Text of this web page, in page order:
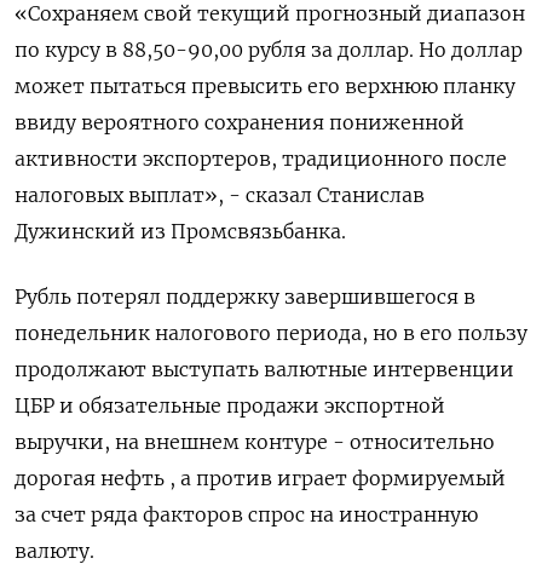
«Сохраняем свой текущий прогнозный диапазон
по курсу в 88,50-90,00 рубля за доллар. Но доллар
может пытаться превысить его верхнюю планку
ввиду вероятного сохранения пониженной
активности экспортеров, традиционного после
налоговых выплат», - сказал Станислав
Дужинский из Промсвязьбанка.
Рубль потерял поддержку завершившегося в
понедельник налогового периода, но в его пользу
продолжают выступать валютные интервенции
ЦБР и обязательные продажи экспортной
выручки, на внешнем контуре - относительно
дорогая нефть , а против играет формируемый
за счет ряда факторов спрос на иностранную
валюту.